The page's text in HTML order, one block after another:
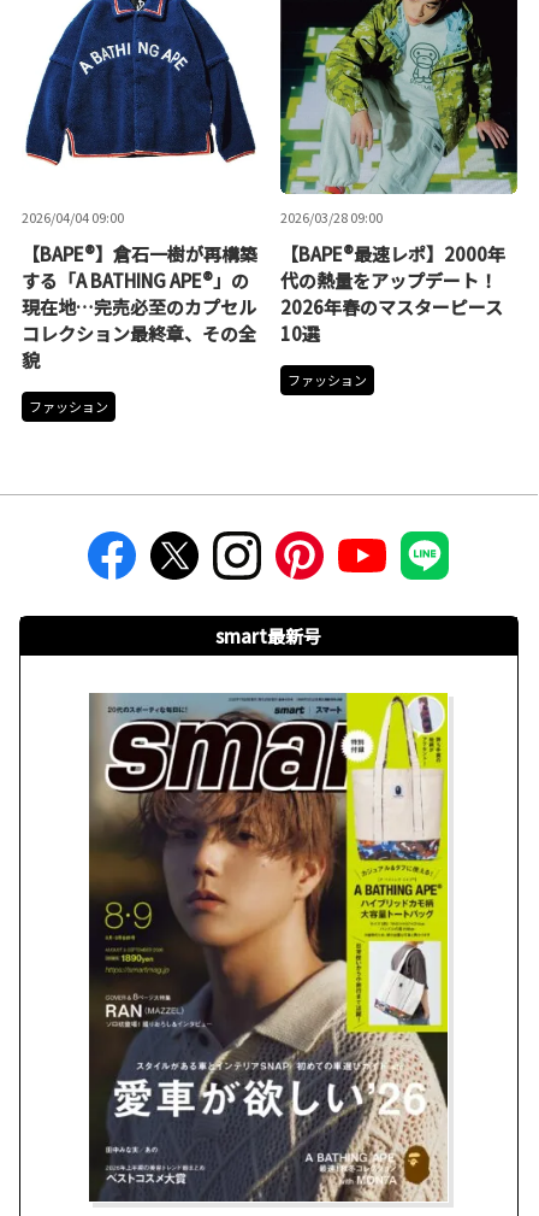
2026/04/04 09:00
【BAPE®】倉石一樹が再構築
する「A BATHING APE®」の
現在地…完売必至のカプセル
コレクション最終章、その全
貌
ファッション
2026/03/28 09:00
【BAPE®最速レポ】2000年
代の熱量をアップデート！
2026年春のマスターピース
10選
ファッション
smart最新号